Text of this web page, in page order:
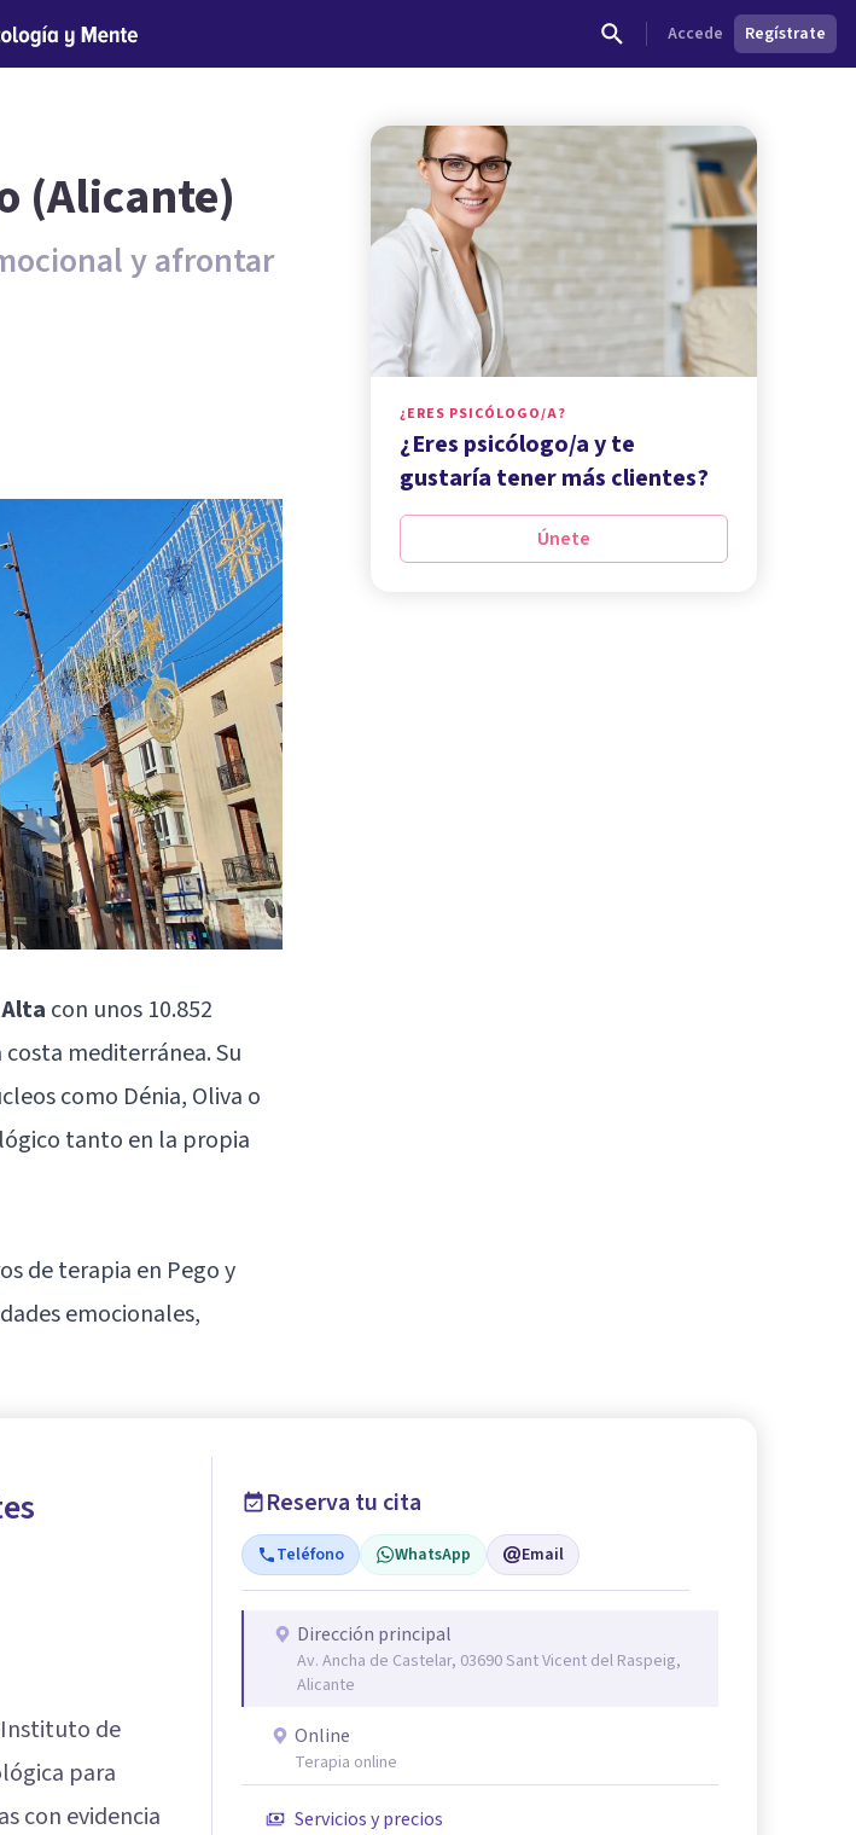
Accede Regístrate
(Alicante)
y afrontar
con unos 10.852
mediterránea. Su
como Dénia, Oliva o
tanto en la propia
de terapia en Pego y
emocionales,
¿ERES PSICÓLOGO/A?
¿Eres psicólogo/a y te
gustaría tener más clientes?
Únete
de
para
con evidencia
Reserva tu cita
Teléfono WhatsApp Email
Dirección principal
Av. Ancha de Castelar, 03690 Sant Vicent del Raspeig,
Alicante
Online
Terapia online
Servicios y precios